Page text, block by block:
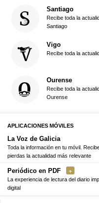
Santiago
Recibe toda la
Santiago
Vigo
Recibe toda la
Ourense
Recibe toda la
Ourense
APLICACIONES MÓVILES
La Voz de Galicia
Toda la información en tu móvil.
pierdas la actualidad más relevante
Periódico en PDF
La experiencia de lectura del diario
digital